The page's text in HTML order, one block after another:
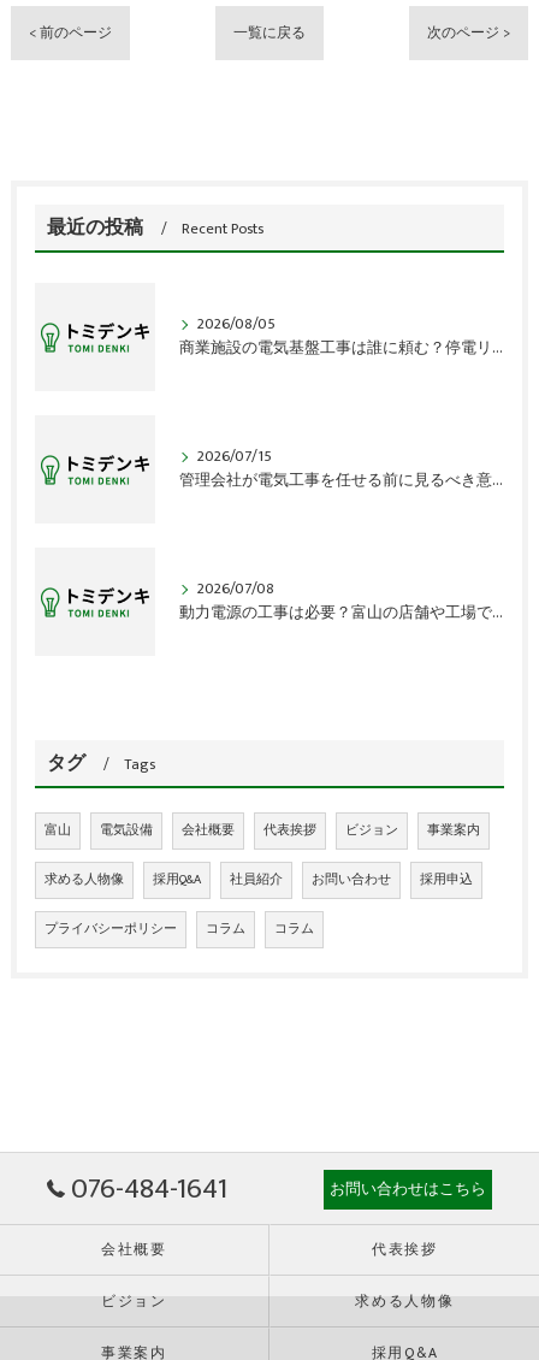
< 前のページ 一覧に戻る 次のページ >
最近の投稿 Recent Posts
2026/08/05
商業施設の電気基盤工事は誰に頼む？停電リスクの盲点
2026/07/15
管理会社が電気工事を任せる前に見るべき意外な盲点
2026/07/08
動力電源の工事は必要？富山の店舗や工場で見落とす確認点
タグ Tags
富山 電気設備 会社概要 代表挨拶 ビジョン 事業案内
求める人物像 採用Q&A 社員紹介 お問い合わせ 採用申込
プライバシーポリシー コラム コラム
076-484-1641 お問い合わせはこちら
会社概要 代表挨拶
ビジョン 求める人物像
事業案内 採用Q&A